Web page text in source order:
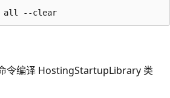
令编译 HostingStartupLibrary 类